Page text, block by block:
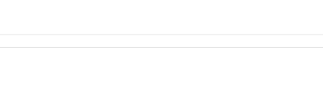
за 2 недели - сумма предоплаты не возвращается.